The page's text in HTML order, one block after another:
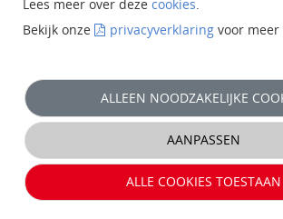
NIEUWSBERICHT
Project: Gepersonaliseerde chatbots
studenten te verbeteren
Lees meer over deze cookies.
Bekijk onze
privacyverklaringvoor meer
ALLEEN NOODZAKELIJKE
AANPASSEN
ALLE COOKIES TOESTAAN